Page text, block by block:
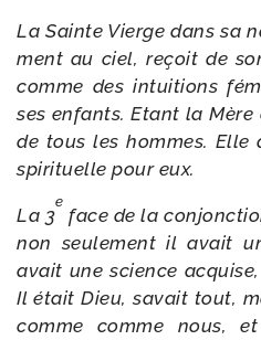
La Sainte Vierge dans sa
ment au ciel, reçoit de
comme des intui­tions
ses enfants. Etant la
de tous les hommes. Elle
spi­ri­tuelle pour eux.
La 3
e
face de la
non seule­ment il avait
avait une science
Il était Dieu, savait tout,
comme comme nous,